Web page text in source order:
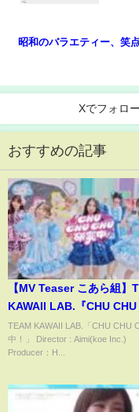
昭和のバラエティー、
Xでフォロ
おすすめの記事
【MV Teaser こあら組】
KAWAII LAB.『CHU CHU
研究中！』
TEAM KAWAII LAB.「CHU CHU
中！」 Director : Aimi(koe Inc.)
Producer：H...